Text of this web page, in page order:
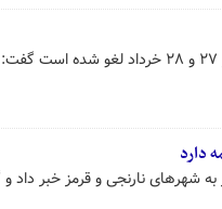
معاون اجتماعی پلیس راهور ناجا با بیان اینکه تردد شبانه
دارد
شهرهای نارنجی و قرمز خبر